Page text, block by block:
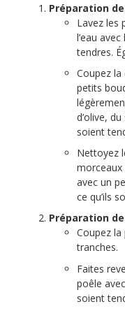
Préparation
Lavez les
l’eau
tendres.
Coupez
petits
d’olive,
soient
Nettoyez
morceaux
avec un
ce qu’ils
Préparation
Coupez
tranches.
Faites
poêle
soient